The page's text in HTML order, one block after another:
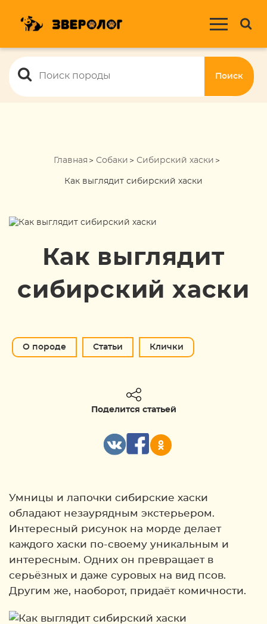
Поиск
Главная Собаки Сибирский хаски
Как выглядит сибирский хаски
Как выглядит
сибирский хаски
О породе Статьи Клички
Поделится статьей
Умницы и лапочки сибирские хаски
обладают незаурядным экстерьером.
Интересный рисунок на морде делает
каждого хаски по-своему уникальным и
интересным. Одних он превращает в
серьёзных и даже суровых на вид псов.
Другим же, наоборот, придаёт комичности.